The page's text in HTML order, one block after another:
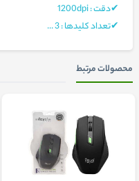
✔دقت : 1200dpi
✔تعداد کلیدها : 3 ...
محصولات مرتبط